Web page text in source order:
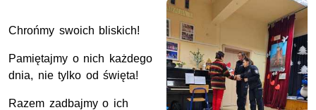
Chrońmy swoich bliskich!
Pamiętajmy o nich każdego
dnia, nie tylko od święta!
Razem zadbajmy o ich